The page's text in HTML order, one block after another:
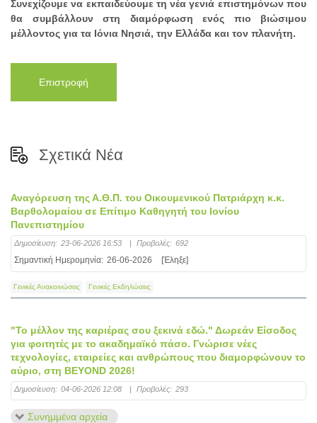
Συνεχίζουμε να εκπαιδεύουμε τη νέα γενιά επιστημόνων που
θα συμβάλλουν στη διαμόρφωση ενός πιο βιώσιμου
μέλλοντος για τα Ιόνια Νησιά, την Ελλάδα και τον πλανήτη.​
Επιστροφή
Σχετικά Νέα
Αναγόρευση της Α.Θ.Π. του Οικουμενικού Πατριάρχη κ.κ.
Βαρθολομαίου σε Επίτιμο Καθηγητή του Ιονίου
Πανεπιστημίου
Δημοσίευση: 23-06-2026 16:53 | Προβολές: 692
Σημαντική Ημερομηνία: 26-06-2026 [Έληξε]
Γενικές Ανακοινώσεις Γενικές Εκδηλώσεις
"Το μέλλον της καριέρας σου ξεκινά εδώ." Δωρεάν Είσοδος
για φοιτητές με το ακαδημαϊκό πάσο. Γνώρισε νέες
τεχνολογίες, εταιρείες και ανθρώπους που διαμορφώνουν το
αύριο, στη BEYOND 2026!
Δημοσίευση: 04-06-2026 12:08 | Προβολές: 293
Συνημμένα αρχεία